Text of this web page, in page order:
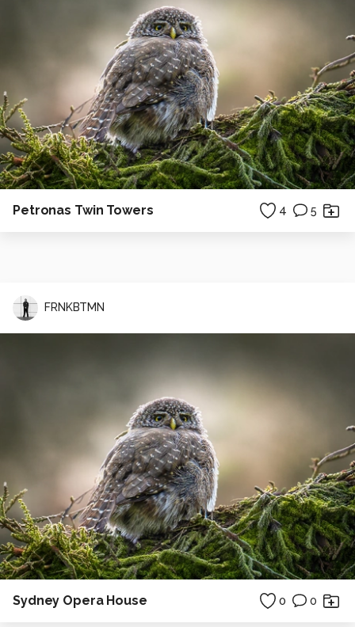
Petronas Twin Towers 4 5
FRNKBTMN
Sydney Opera House 0 0